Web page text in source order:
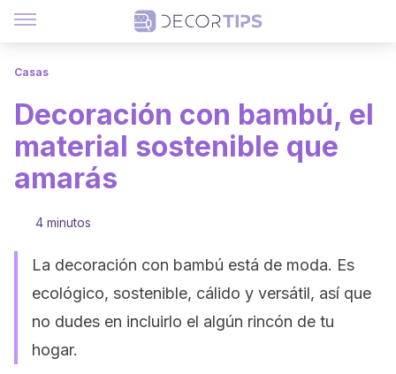
Casas
Decoración con bambú, el
material sostenible que
amarás
4 minutos
La decoración con bambú está de moda. Es
ecológico, sostenible, cálido y versátil, así que
no dudes en incluirlo el algún rincón de tu
hogar.